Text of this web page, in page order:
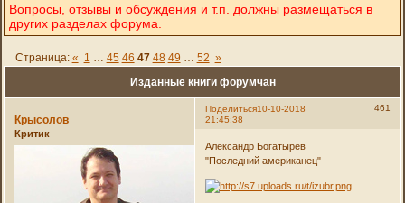
Вопросы, отзывы и обсуждения и т.п. должны размещаться в
других разделах форума.
Изданные книги форумчан
Страница: « 1 … 45 46 47 48 49 … 52 »
Поделиться 461
10-10-2018
21:45:38
Крысолов
Критик
Александр Богатырёв
"Последний американец"